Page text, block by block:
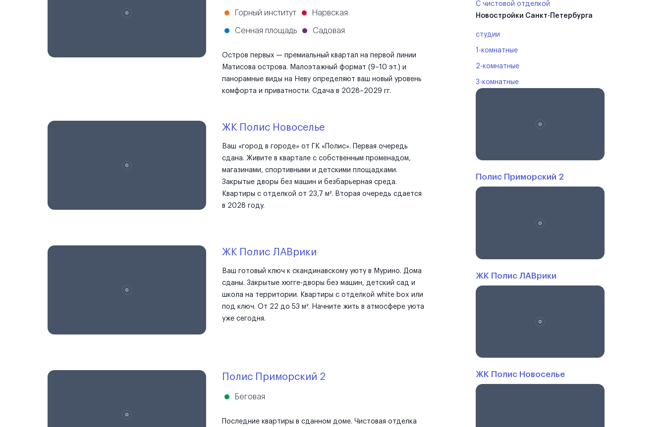
Горный институт Нарвская
Сенная площадь Садовая
Остров первых — премиальный квартал на первой линии
Матисова острова. Малоэтажный формат (9–10 эт.) и
панорамные виды на Неву определяют ваш новый уровень
комфорта и приватности. Сдача в 2028–2029 гг.
ЖК Полис Новоселье
Ваш «город в городе» от ГК «Полис». Первая очередь
сдана. Живите в квартале с собственным променадом,
магазинами, спортивными и детскими площадками.
Закрытые дворы без машин и безбарьерная среда.
Квартиры с отделкой от 23,7 м². Вторая очередь сдается
в 2028 году.
ЖК Полис ЛАВрики
Ваш готовый ключ к скандинавскому уюту в Мурино. Дома
сданы. Закрытые хюгге-дворы без машин, детский сад и
школа на территории. Квартиры с отделкой white box или
под ключ. От 22 до 53 м². Начните жить в атмосфере уюта
уже сегодня.
Полис Приморский 2
Беговая
Последние квартиры в сданном доме. Чистовая отделка
С чистовой отделкой
Новостройки Санкт-Петербурга
студии
1-комнатные
2-комнатные
3-комнатные
Полис Приморский 2
ЖК Полис ЛАВрики
ЖК Полис Новоселье